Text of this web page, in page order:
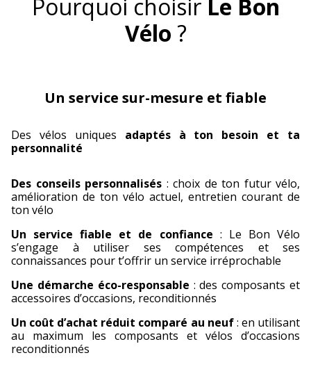
Pourquoi choisir Le Bon
Vélo ?
Un service sur-mesure et fiable
Des vélos uniques adaptés à ton besoin et ta
personnalité
Des conseils personnalisés : choix de ton futur vélo,
amélioration de ton vélo actuel, entretien courant de
ton vélo
Un service fiable et de confiance : Le Bon Vélo
s’engage à utiliser ses compétences et ses
connaissances pour t’offrir un service irréprochable
Une démarche éco-responsable : des composants et
accessoires d’occasions, reconditionnés
Un coût d’achat réduit comparé au neuf: en utilisant
au maximum les composants et vélos d’occasions
reconditionnés